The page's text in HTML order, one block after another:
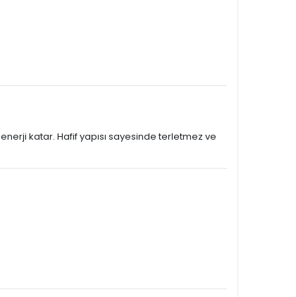
katar. Hafif yapısı sayesinde terletmez ve